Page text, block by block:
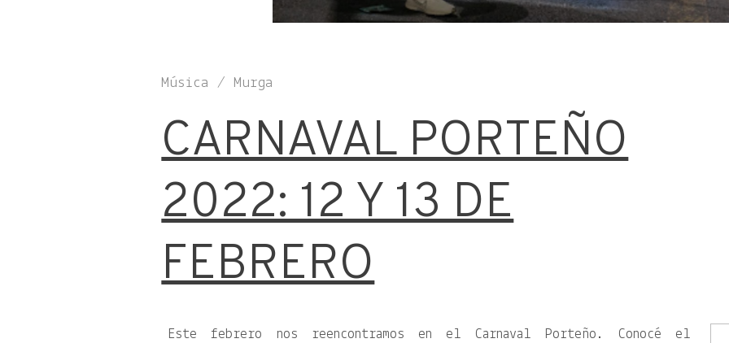
Música / Murga
CARNAVAL PORTEÑO
2022: 12 Y 13 DE
FEBRERO
Este febrero nos reencontramos en el Carnaval Porteño. Conocé el